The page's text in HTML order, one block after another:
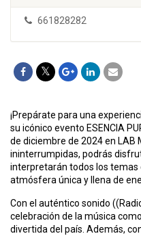
661828282
¡Prepárate para una
su icónico evento ESENCIA
de diciembre de 2024 en LAB
ininterrumpidas, podrás
interpretarán todos los temas
atmósfera única y llena de
Con el auténtico sonido
celebración de la música
divertida del país. Además,